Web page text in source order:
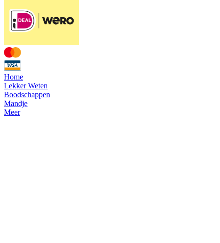
Home
Lekker Weten
Boodschappen
Mandje
Meer